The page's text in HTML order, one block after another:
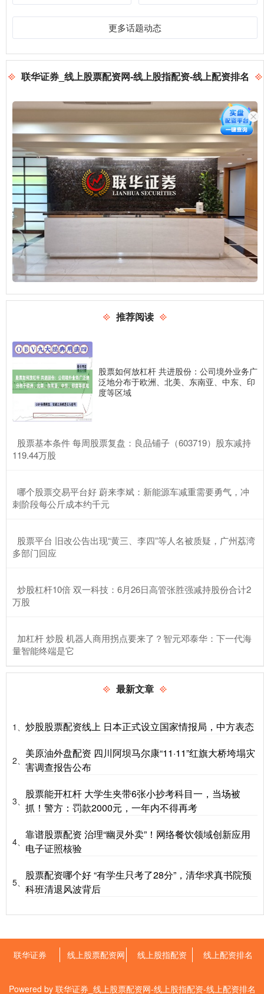
更多话题动态
联华证券_线上股票配资网-线上股指配资-线上配资排名
推荐阅读
股票如何放杠杆 共进股份：公司境外业务广
泛地分布于欧洲、北美、东南亚、中东、印
度等区域
​股票基本条件 每周股票复盘：良品铺子（603719）股东减持
119.44万股
​哪个股票交易平台好 蔚来李斌：新能源车减重需要勇气，冲
刺阶段每公斤成本约千元
​股票平台 旧改公告出现“黄三、李四”等人名被质疑，广州荔湾
多部门回应
​炒股杠杆10倍 双一科技：6月26日高管张胜强减持股份合计2
万股
​加杠杆 炒股 机器人商用拐点要来了？智元邓泰华：下一代海
量智能终端是它
最新文章
1、 炒股股票配资线上 日本正式设立国家情报局，中方表态
2、
美原油外盘配资 四川阿坝马尔康“11·11”红旗大桥垮塌灾
害调查报告公布
3、
股票能开杠杆 大学生夹带6张小抄考科目一，当场被
抓！警方：罚款2000元，一年内不得再考
4、
靠谱股票配资 治理“幽灵外卖”！网络餐饮领域创新应用
电子证照核验
5、
股票配资哪个好 “有学生只考了28分”，清华求真书院预
科班清退风波背后
联华证券 线上股票配资网 线上股指配资 线上配资排名
Powered by 联华证券_线上股票配资网-线上股指配资-线上配资排名